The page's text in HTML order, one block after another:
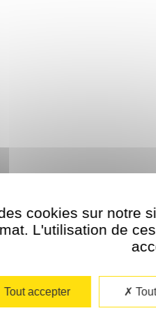
RECEVEZ EN EXCLUSIVITE LES
cookies sur notre
L'utilisation de
Tout accepter